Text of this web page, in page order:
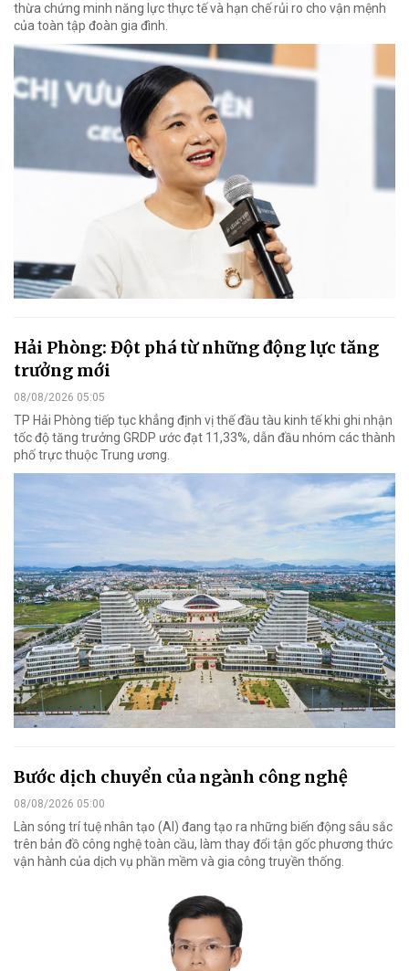
thừa chứng minh năng lực thực tế và hạn chế rủi ro cho vận mệnh
của toàn tập đoàn gia đình.
Hải Phòng: Đột phá từ những động lực tăng
trưởng mới
08/08/2026 05:05
TP Hải Phòng tiếp tục khẳng định vị thế đầu tàu kinh tế khi ghi nhận
tốc độ tăng trưởng GRDP ước đạt 11,33%, dẫn đầu nhóm các thành
phố trực thuộc Trung ương.
Bước dịch chuyển của ngành công nghệ
08/08/2026 05:00
Làn sóng trí tuệ nhân tạo (AI) đang tạo ra những biến động sâu sắc
trên bản đồ công nghệ toàn cầu, làm thay đổi tận gốc phương thức
vận hành của dịch vụ phần mềm và gia công truyền thống.